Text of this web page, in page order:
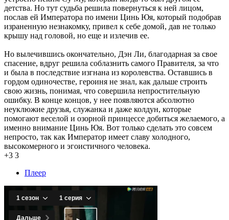
детства. Но тут судьба решила повернуться к ней лицом,
послав ей Императора по имени Цинь Юя, который подобрав
израненную незнакомку, привел к себе домой, дав не только
крышу над головой, но еще и излечив ее.
Но вылечившись окончательно, Дэн Ли, благодарная за свое
спасение, вдруг решила соблазнить самого Правителя, за что
и была в последствие изгнана из королевства. Оставшись в
гордом одиночестве, героиня не знал, как дальше строить
свою жизнь, понимая, что совершила непростительную
ошибку. В конце концов, у нее появляются абсолютно
неуклюжие друзья, служанка и даже колдун, которые
помогают веселой и озорной принцессе добиться желаемого, а
именно внимание Цинь Юя. Вот только сделать это совсем
непросто, так как Император имеет славу холодного,
высокомерного и эгоистичного человека.
+3 3
Плеер